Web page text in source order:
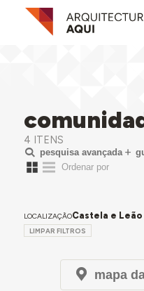
4 ITENS
pesquisa avançada
LOCALIZAÇÃOCastela e
LIMPAR FILTROS
mapa